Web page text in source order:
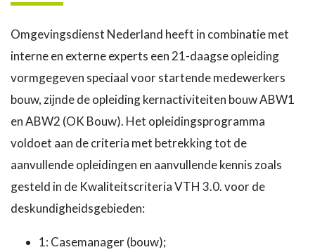
Omgevingsdienst Nederland heeft in combinatie met
interne en externe experts een 21-daagse opleiding
vormgegeven speciaal voor startende medewerkers
bouw, zijnde de opleiding kernactiviteiten bouw ABW1
en ABW2 (OK Bouw). Het opleidingsprogramma
voldoet aan de criteria met betrekking tot de
aanvullende opleidingen en aanvullende kennis zoals
gesteld in de Kwaliteitscriteria VTH 3.0. voor de
deskundigheidsgebieden:
1: Casemanager (bouw);